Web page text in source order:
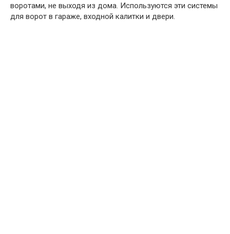
воротами, не выходя из дома. Используются эти системы
для ворот в гараже, входной калитки и двери.